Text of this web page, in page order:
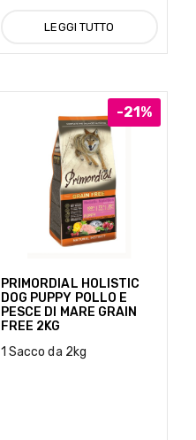
LEGGI TUTTO
-21%
PRIMORDIAL HOLISTIC
DOG PUPPY POLLO E
PESCE DI MARE GRAIN
FREE 2KG
1 Sacco da 2kg